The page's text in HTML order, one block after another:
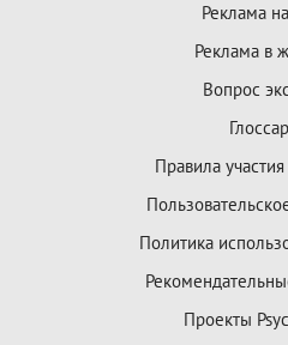
Реклама
Реклама в
Вопрос
Правила
Политика
Проекты